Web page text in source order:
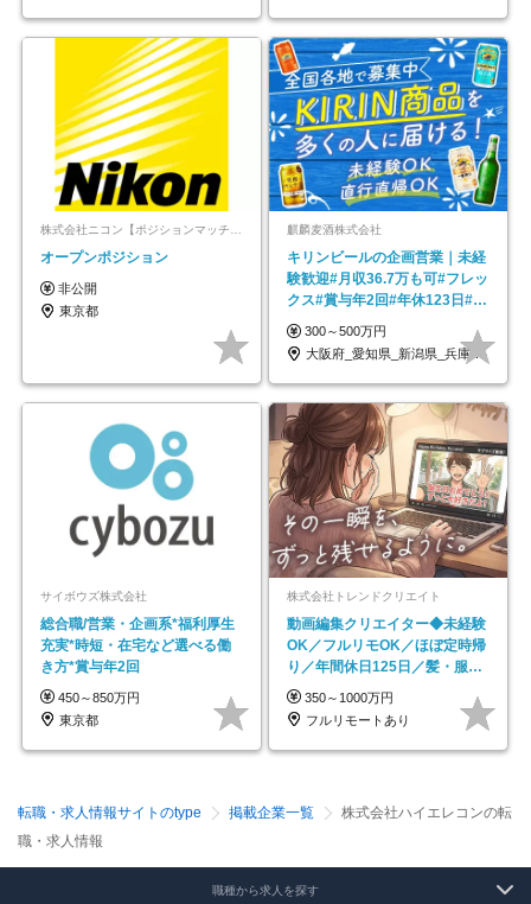
株式会社ニコン【ポジションマッチ登録】
オープンポジション
非公開
東京都
麒麟麦酒株式会社
キリンビールの企画営業｜未経
験歓迎#月収36.7万も可#フレッ
クス#賞与年2回#年休123日#完
全週休2日制
300～500万円
大阪府_愛知県_新潟県_兵庫県_福岡県
サイボウズ株式会社
総合職/営業・企画系*福利厚生
充実*時短・在宅など選べる働
き方*賞与年2回
450～850万円
東京都
株式会社トレンドクリエイト
動画編集クリエイター◆未経験
OK／フルリモOK／ほぼ定時帰
り／年間休日125日／髪・服・
ネイル自由／副業OK
350～1000万円
フルリモートあり
転職・求人情報サイトのtype 掲載企業一覧
株式会社ハイエレコンの転
職・求人情報
職種から求人を探す